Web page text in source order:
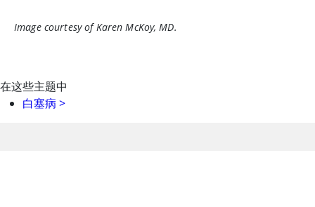
Image courtesy of Karen McKoy, MD.
在这些主题中
白塞病 >